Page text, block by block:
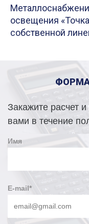
освещения
собственной
Закажите расчет
вами в течение
Имя
E-mail*